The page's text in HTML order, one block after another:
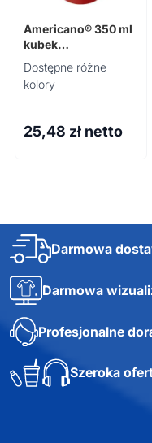
Americano® 350 ml
kubek
termoizolowany
Dostępne różne
kolory
25,48 zł netto
Darmowa
Darmowa
Profesjonalne
Szeroka